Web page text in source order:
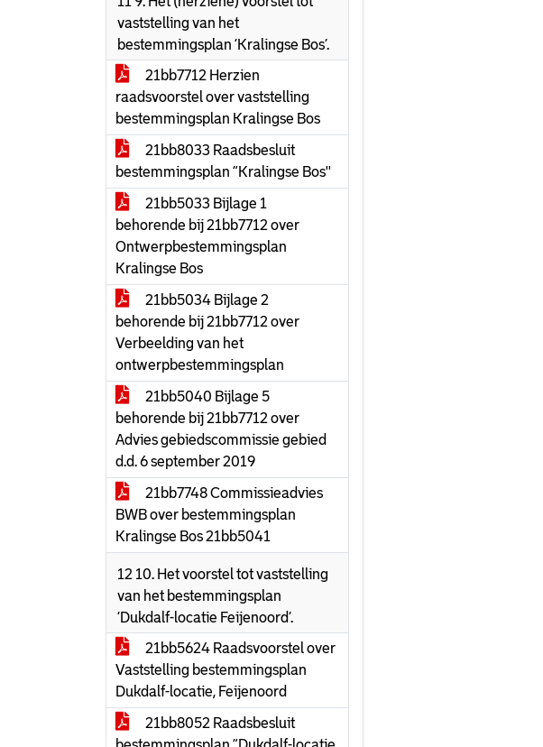
vaststelling van het
bestemmingsplan ‘Kralingse Bos’.
21bb7712 Herzien
raadsvoorstel over vaststelling
bestemmingsplan Kralingse Bos
21bb8033 Raadsbesluit
bestemmingsplan “Kralingse Bos''
21bb5033 Bijlage 1
behorende bij 21bb7712 over
Ontwerpbestemmingsplan
Kralingse Bos
21bb5034 Bijlage 2
behorende bij 21bb7712 over
Verbeelding van het
ontwerpbestemmingsplan
21bb5040 Bijlage 5
behorende bij 21bb7712 over
Advies gebiedscommissie gebied
d.d. 6 september 2019
21bb7748 Commissieadvies
BWB over bestemmingsplan
Kralingse Bos 21bb5041
12 10. Het voorstel tot vaststelling
van het bestemmingsplan
‘Dukdalf-locatie Feijenoord’.
21bb5624 Raadsvoorstel over
Vaststelling bestemmingsplan
Dukdalf-locatie, Feijenoord
21bb8052 Raadsbesluit